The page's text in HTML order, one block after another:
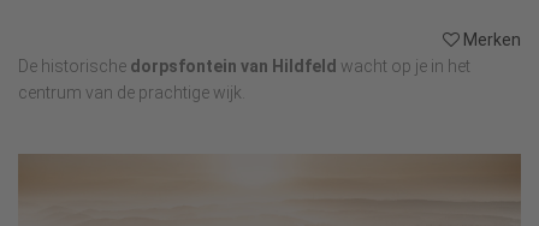
Merken
De historische dorpsfontein van Hildfeld wacht op je in het
centrum van de prachtige wijk.